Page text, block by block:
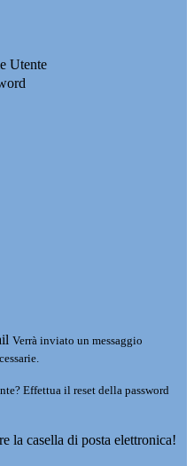
Utente
Verrà inviato un messaggio
Effettua il reset della password
la casella di posta elettronica!